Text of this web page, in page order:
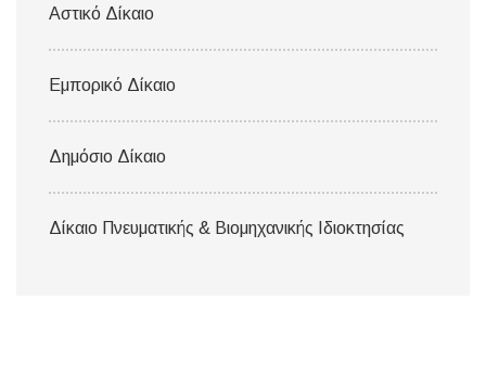
Αστικό Δίκαιο
Εμπορικό Δίκαιο
Δημόσιο Δίκαιο
Δίκαιο Πνευματικής & Βιομηχανικής Ιδιοκτησίας